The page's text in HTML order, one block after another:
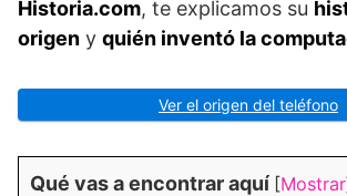
Historia.com, te explicamos su
origen y quién inventó la
Ver el origen del teléfono
Qué vas a encontrar aquí [Mostrar